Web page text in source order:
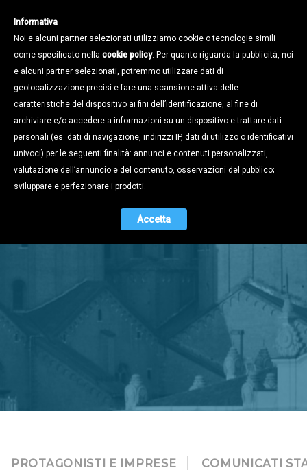
Stampa e
Territorio
PROTAGONISTI E IMPRESE COMUNICATI
Informativa
Noi e alcuni partner selezionati utilizziamo cookie o tecnologie simili
come specificato nella cookie policy. Per quanto riguarda la pubblicità, noi
e alcuni partner selezionati, potremmo utilizzare dati di
geolocalizzazione precisi e fare una scansione attiva delle
caratteristiche del dispositivo ai fini dell’identificazione, al fine di
archiviare e/o accedere a informazioni su un dispositivo e trattare dati
personali (es. dati di navigazione, indirizzi IP, dati di utilizzo o identificativi
univoci) per le seguenti finalità: annunci e contenuti personalizzati,
valutazione dell’annuncio e del contenuto, osservazioni del pubblico;
sviluppare e perfezionare i prodotti.
Accetta